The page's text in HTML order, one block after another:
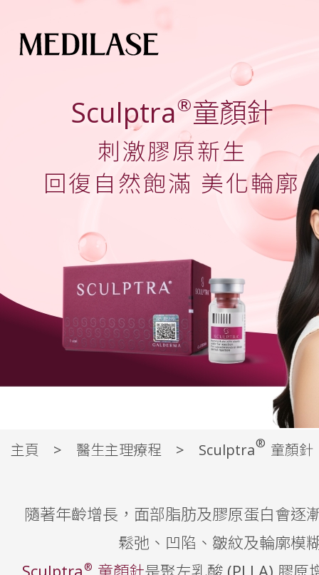
Sculptra®童顏針
刺激膠原新生
回復自然飽滿 美化輪廓
Sculptra® 童顏針療程｜飽
Sculptra®童顏針，又稱塑然雅，是一種以聚左旋乳酸(PLLA)
等)、撫平皺紋、提升臉部輪廓，打造豐盈飽滿的童顏光采，效
醫美
主頁 醫生主理療程 Sculptra® 童顏針
隨著年齡增長，面部脂肪及膠原蛋白會逐
鬆弛、凹陷、皺紋及輪廓模
Sculptra® 童顏針是聚左乳酸 (PLLA) 膠原